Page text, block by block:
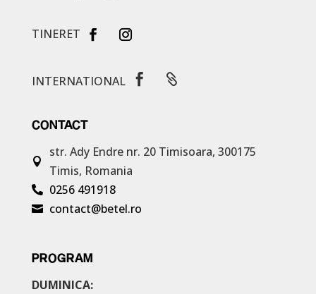
TINERET
INTERNATIONAL  
CONTACT

str. Ady Endre nr. 20 Timisoara, 300175
Timis, Romania
 0256 491918
 contact@betel.ro
PROGRAM
DUMINICA: